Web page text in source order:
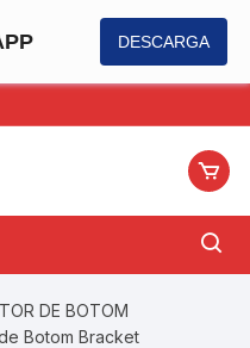
DESCARGA
DE BOTOM
Botom Bracket